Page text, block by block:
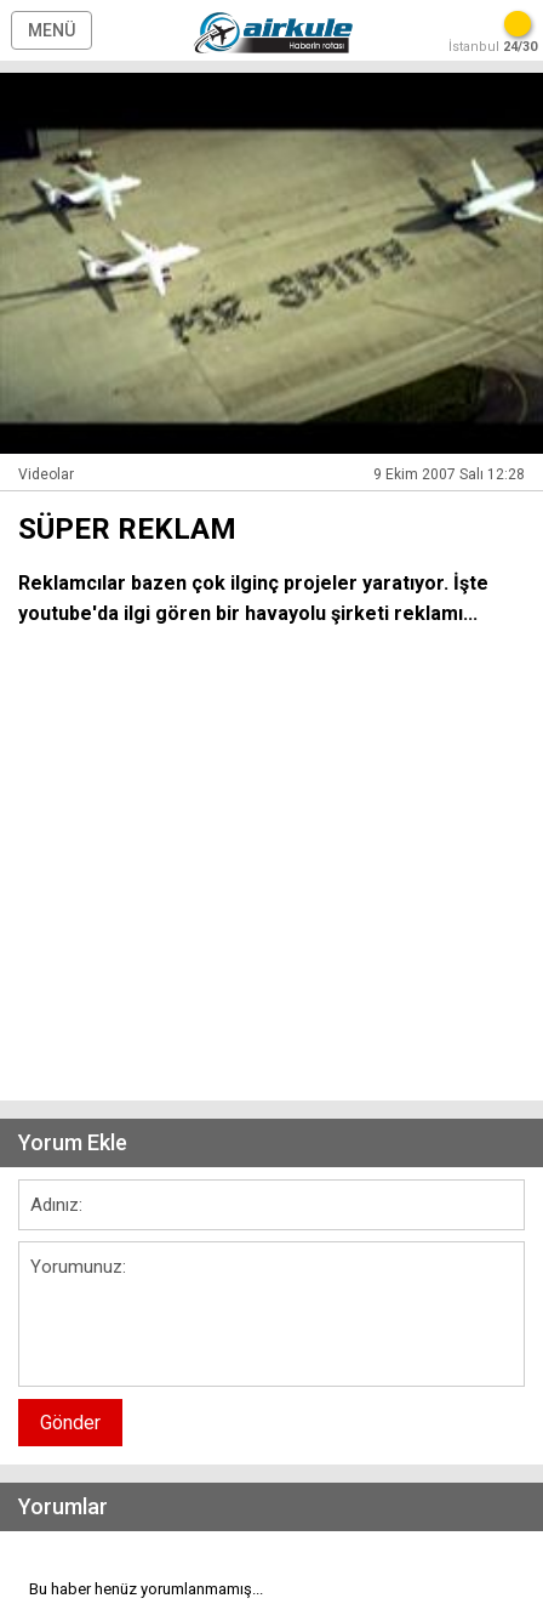
MENÜ
İstanbul 24/30
Videolar 9 Ekim 2007 Salı 12:28
SÜPER REKLAM
Reklamcılar bazen çok ilginç projeler yaratıyor. İşte
youtube'da ilgi gören bir havayolu şirketi reklamı...
Yorum Ekle
Gönder
Yorumlar
Bu haber henüz yorumlanmamış...